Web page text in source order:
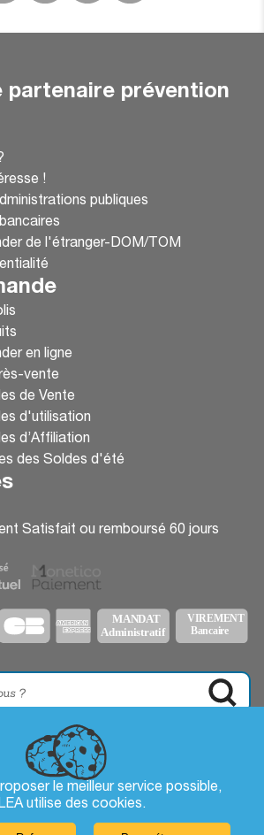
le meilleur service possible,
utilise des cookies.
partenaire prévention
!
publiques
de l'étranger-DOM/TOM
en ligne
vente
de Vente
d'utilisation
d’Affiliation
des Soldes d'été
Satisfait ou remboursé 60 jours